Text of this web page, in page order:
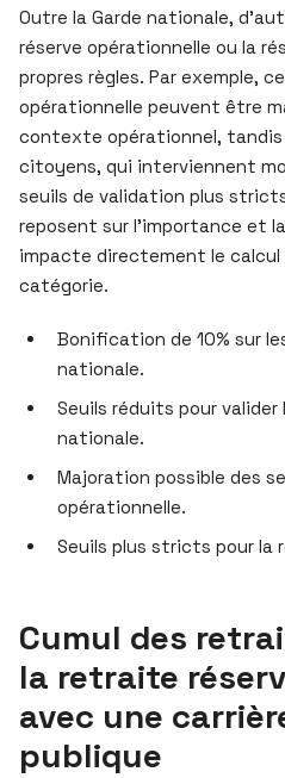
Outre la Garde nationale,
réserve opérationnelle ou la
propres règles. Par exemple,
opérationnelle peuvent être
contexte opérationnel, tandis
citoyens, qui interviennent
seuils de validation plus
reposent sur l’importance et
impacte directement le
catégorie.
Bonification de 10% sur
nationale.
Seuils réduits pour
nationale.
Majoration possible des
opérationnelle.
Seuils plus stricts pour la
Cumul des
la retraite
avec une
publique